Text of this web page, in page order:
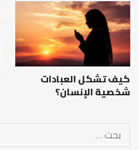
كيف تشكل العبادات
شخصية الإنسان؟